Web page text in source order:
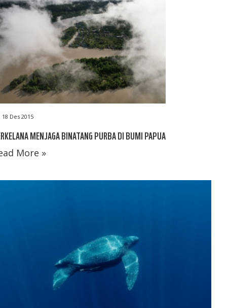
18 Des 2015
MENJAGA BINATANG PURBA DI BUMI PAPUA
More »